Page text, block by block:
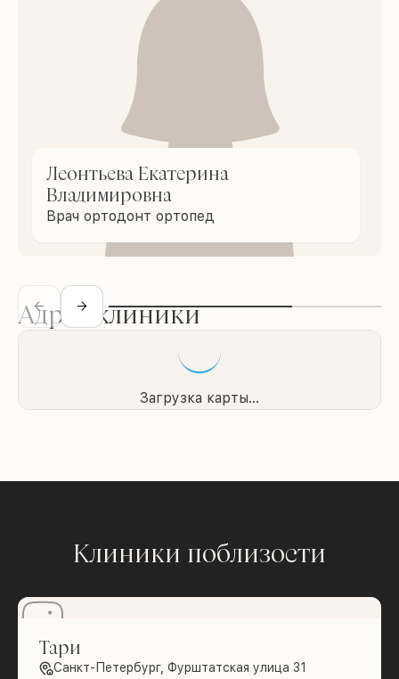
Леонтьева Екатерина
Владимировна
Врач ортодонт ортопед
Адрес клиники
Загрузка карты...
Клиники поблизости
Тари
Санкт-Петербург, Фурштатская улица 31